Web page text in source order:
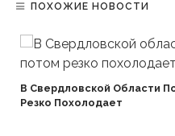
ПОХОЖИЕ НОВОСТИ
В Свердловской Области
Резко Похолодает